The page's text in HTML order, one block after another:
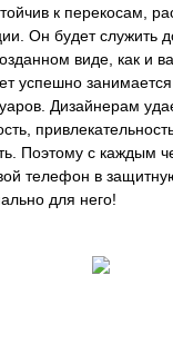
к перекосам,
Он будет служить
виде, как и
успешно
Дизайнерам
Поэтому с каждым
телефон в
для него!